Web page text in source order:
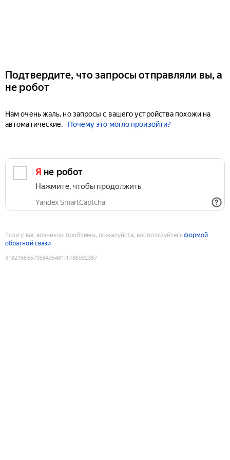
Подтвердите, что запросы отправляли вы, а
не робот
Нам очень жаль, но запросы с вашего устройства похожи на
автоматические.
Почему это могло произойти?
Я не робот
Нажмите, чтобы продолжить
Yandex SmartCaptcha
Если у вас возникли проблемы, пожалуйста, воспользуйтесьформой
обратной связи
9182166657958435481 :1786092387